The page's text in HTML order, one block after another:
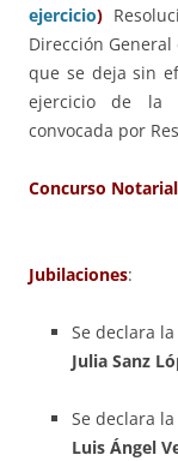
ejercicio)
Dirección
que se deja sin
ejercicio de la
convocada por
Concurso
Jubilaciones:
Se declara
Julia Sanz
Se declara
Luis Ángel